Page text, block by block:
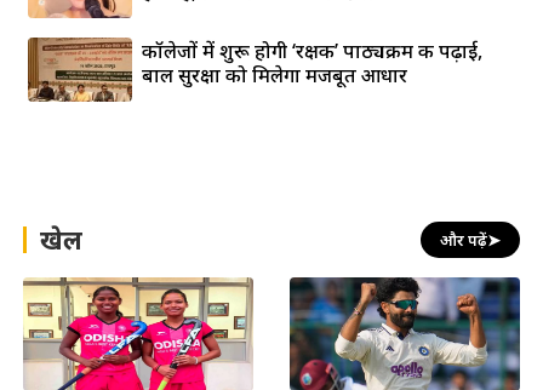
कॉलेजों में शुरू होगी ‘रक्षक’ पाठ्यक्रम की पढ़ाई,
बाल सुरक्षा को मिलेगा मजबूत आधार
खेल और पढ़ें➤